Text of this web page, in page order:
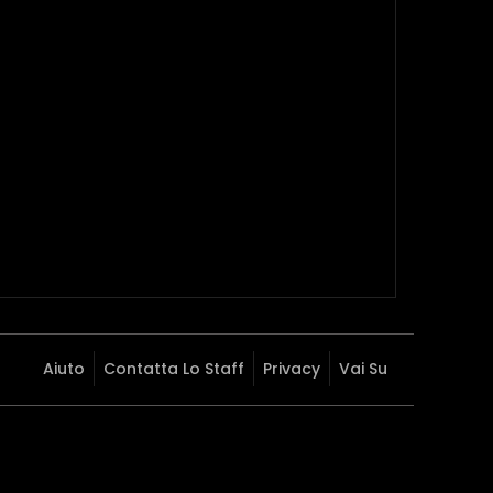
Aiuto Contatta Lo Staff Privacy Vai Su